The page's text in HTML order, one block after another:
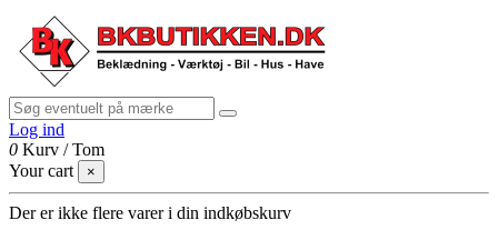
Log ind
0 Kurv /Tom
Your cart
×
Der er ikke flere varer i din indkøbskurv